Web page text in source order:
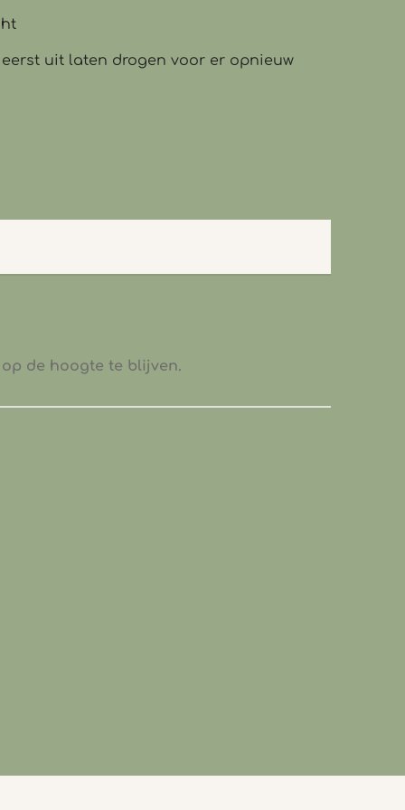
eerst uit laten drogen voor er opnieuw
op de hoogte te blijven.